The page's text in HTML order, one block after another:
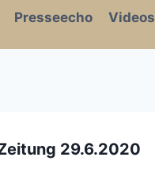
Presseecho Videos
29.6.2020